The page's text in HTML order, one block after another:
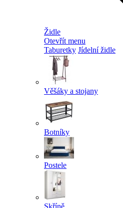
Židle
Otevřít menu
Taburetky Jídelní židle
Věšáky a stojany
Botníky
Postele
Skříně